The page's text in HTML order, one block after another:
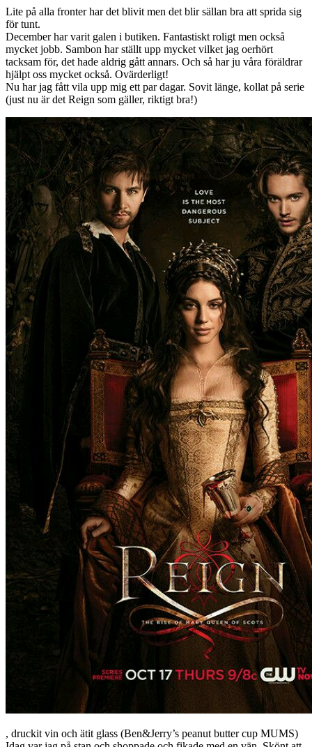
Lite på alla fronter har det blivit men det blir sällan bra att sprida sig
för tunt.
December har varit galen i butiken. Fantastiskt roligt men också
mycket jobb. Sambon har ställt upp mycket vilket jag oerhört
tacksam för, det hade aldrig gått annars. Och så har ju våra föräldrar
hjälpt oss mycket också. Ovärderligt!
Nu har jag fått vila upp mig ett par dagar. Sovit länge, kollat på serie
(just nu är det Reign som gäller, riktigt bra!)
, druckit vin och ätit glass (Ben&Jerry’s peanut butter cup MUMS)